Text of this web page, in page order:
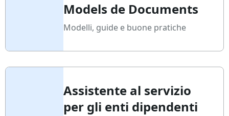
Models de Documents
Modelli, guide e buone pratiche
Assistente al servizio
per gli enti dipendenti